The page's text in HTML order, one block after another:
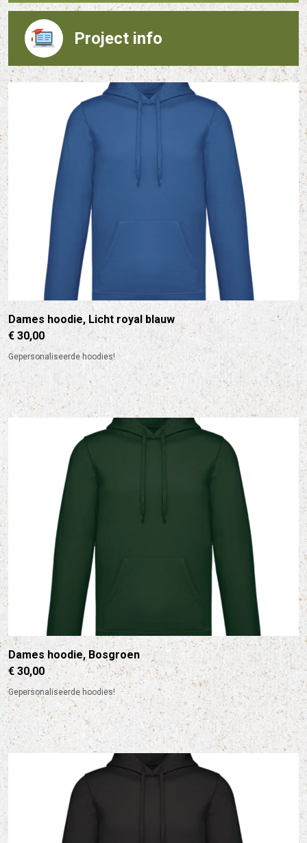
Project info
Dames hoodie, Licht royal blauw
€ 30,00
Gepersonaliseerde hoodies!
Dames hoodie, Bosgroen
€ 30,00
Gepersonaliseerde hoodies!